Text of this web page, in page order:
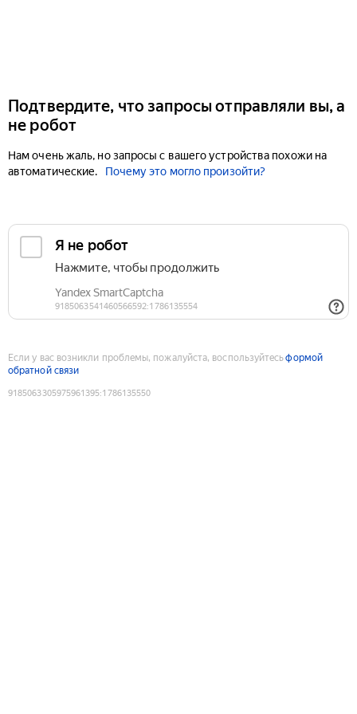
Подтвердите, что запросы отправляли вы, а
не робот
Нам очень жаль, но запросы с вашего устройства похожи на
автоматические.
Почему это могло произойти?
Если у вас возникли проблемы, пожалуйста, воспользуйтесьформой
обратной связи
9185063305975961395:1786135550